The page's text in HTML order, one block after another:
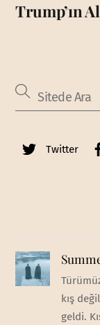
Trump’ın
Twitter
kış
geldi.